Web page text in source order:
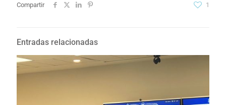
Compartir 1
Entradas relacionadas